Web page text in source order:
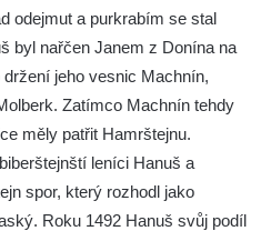
odejmut a purkrabím se stal
byl nařčen Janem z Donína na
jeho vesnic Machnín,
Zatímco Machnín tehdy
měly patřit Hamrštejnu.
leníci Hanuš a
spor, který rozhodl jako
Roku 1492 Hanuš svůj podíl